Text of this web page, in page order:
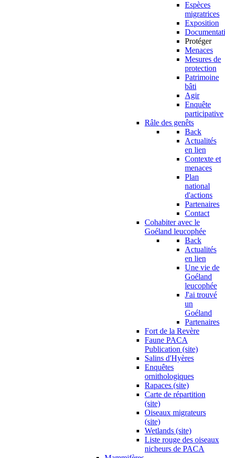
Espèces
migratrices
Exposition
Protéger
Menaces
Mesures de
protection
Patrimoine
bâti
Agir
Enquête
participative
Râle des genêts
Back
Actualités
en lien
Contexte et
menaces
Plan
national
d'actions
Partenaires
Contact
Cohabiter avec le
Goéland leucophée
Back
Actualités
en lien
Une vie de
Goéland
leucophée
J'ai trouvé
un
Goéland
Partenaires
Fort de la Revère
Faune PACA
Publication (site)
Salins d'Hyères
Enquêtes
ornithologiques
Rapaces (site)
Carte de répartition
(site)
Oiseaux migrateurs
(site)
Wetlands (site)
Liste rouge des oiseaux
nicheurs de PACA